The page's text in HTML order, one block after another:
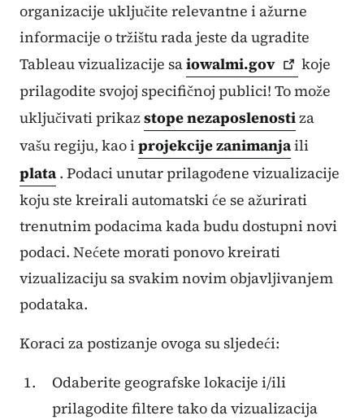
organizacije uključite relevantne i ažurne
informacije o tržištu rada jeste da ugradite
Tableau vizualizacije saiowalmi.gov
koje
prilagodite svojoj specifičnoj publici! To može
uključivati ​​prikazstope nezaposlenostiza
vašu regiju, kao iprojekcije zanimanjaili
plata . Podaci unutar prilagođene vizualizacije
koju ste kreirali automatski će se ažurirati
trenutnim podacima kada budu dostupni novi
podaci. Nećete morati ponovo kreirati
vizualizaciju sa svakim novim objavljivanjem
podataka.
Koraci za postizanje ovoga su sljedeći:
Odaberite geografske lokacije i/ili
prilagodite filtere tako da vizualizacija